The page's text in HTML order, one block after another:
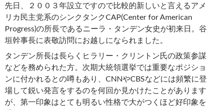
先日、２００３年設立ですので比較的新しいと言えるアメ
リカ民主党系のシンクタンクCAP(Center for American
Progress)の所長であるニーラ・タンデン女史が初来日。谷
垣幹事長に表敬訪問にお越しになられました。
タンデン所長は長らくヒラリー・クリントン氏の政策参謀
などを務められた方。次期大統領選挙では重要なポジショ
ンに付かれるとの噂もあり、CNNやCBSなどには頻繁に登
場して鋭い発言をするのを何回か見かけたことがあります
が、第一印象はとても明るい性格で大がつくほど好印象を